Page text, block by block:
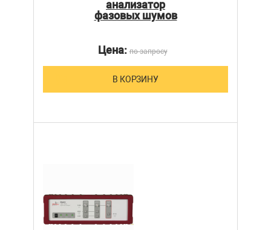
анализатор
фазовых шумов
Цена:по запросу
В КОРЗИНУ